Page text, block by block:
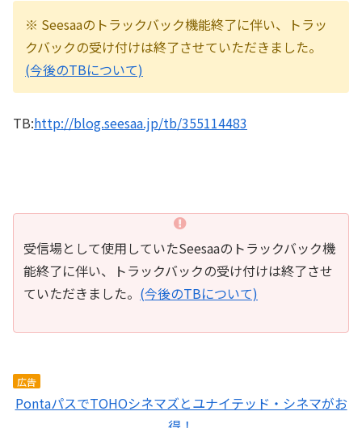
※ Seesaaのトラックバック機能終了に伴い、トラッ
クバックの受け付けは終了させていただきました。
(今後のTBについて)
TB:http://blog.seesaa.jp/tb/355114483
受信場として使用していたSeesaaのトラックバック機
能終了に伴い、トラックバックの受け付けは終了させ
ていただきました。 (今後のTBについて)
広告
PontaパスでTOHOシネマズとユナイテッド・シネマがお